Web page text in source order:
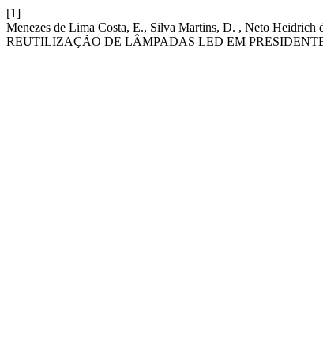
[1]
Menezes de Lima Costa, E., Silva Martins, D. , Neto
REUTILIZAÇÃO DE LÂMPADAS LED EM